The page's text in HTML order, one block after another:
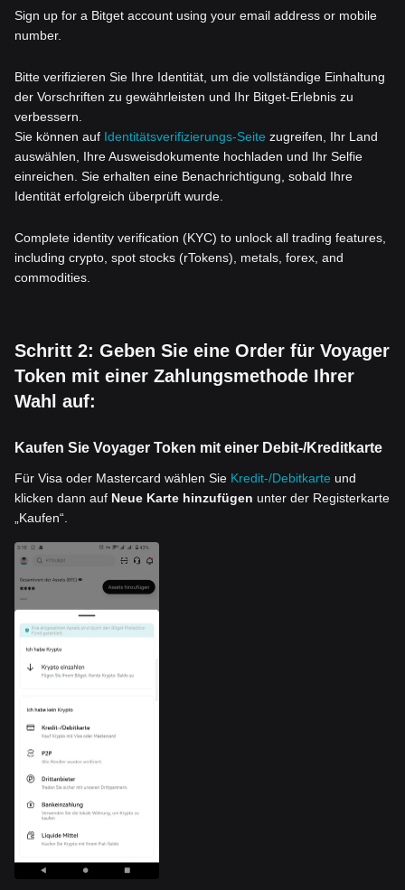
Sign up for a Bitget account using your email address or mobile
number.
Bitte verifizieren Sie Ihre Identität, um die vollständige Einhaltung
der Vorschriften zu gewährleisten und Ihr Bitget-Erlebnis zu
verbessern.
Sie können auf Identitätsverifizierungs-Seite zugreifen, Ihr Land
auswählen, Ihre Ausweisdokumente hochladen und Ihr Selfie
einreichen. Sie erhalten eine Benachrichtigung, sobald Ihre
Identität erfolgreich überprüft wurde.
Complete identity verification (KYC) to unlock all trading features,
including crypto, spot stocks (rTokens), metals, forex, and
commodities.
Schritt 2: Geben Sie eine Order für Voyager
Token mit einer Zahlungsmethode Ihrer
Wahl auf:
Kaufen Sie Voyager Token mit einer Debit-/Kreditkarte
Für Visa oder Mastercard wählen Sie Kredit-/Debitkarte und
klicken dann auf Neue Karte hinzufügen unter der Registerkarte
„Kaufen“.